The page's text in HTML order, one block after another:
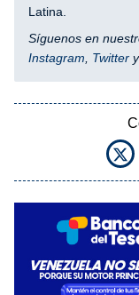
Latina.
Síguenos en
Instagram
Twitter y